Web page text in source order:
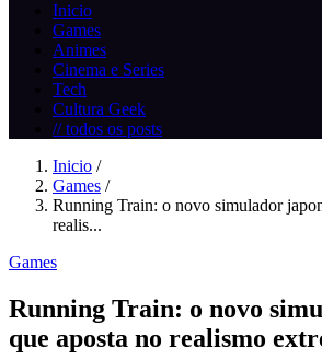
Inicio
Games
Animes
Cinema e Series
Tech
Cultura Geek
// todos os posts
Inicio /
Games /
Running Train: o novo simulador
realis...
Games
Running Train: o novo
que aposta no realismo